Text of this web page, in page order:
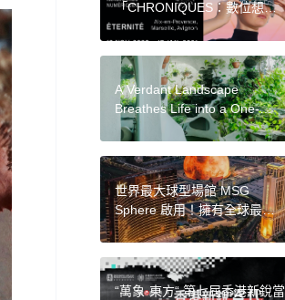
「CHRONIQUES：數位想像
雙年展」 展現臺灣當代科技藝
術力
A Verdant Landscape
Breathes Life into a One-
Bedroom Apartment in a
世界最大球型場館 MSG
Sphere 啟用！擁有全球最大
LED 螢幕，創造前所未有的視
“萬象·東方“ 第七屆香港新銳當